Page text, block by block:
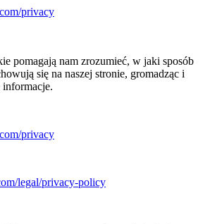
privacy
pomagają nam zrozumieć, w jaki sposób
się na naszej stronie, gromadząc i
informacje.
privacy
legal/privacy-policy